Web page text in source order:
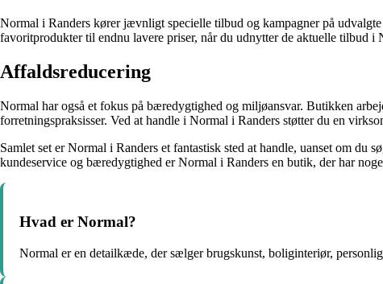
Normal i Randers kører jævnligt specielle tilbud og kampagner på
favoritprodukter til endnu lavere priser, når du udnytter de aktuelle tilbud i
Affaldsreducering
Normal har også et fokus på bæredygtighed og miljøansvar. Butikken
forretningspraksisser. Ved at handle i Normal i Randers støtter du en
Samlet set er Normal i Randers et fantastisk sted at handle, uanset om
kundeservice og bæredygtighed er Normal i Randers en butik, der har
Hvad er Normal?
Normal er en detailkæde, der sælger brugskunst, boliginteriør,